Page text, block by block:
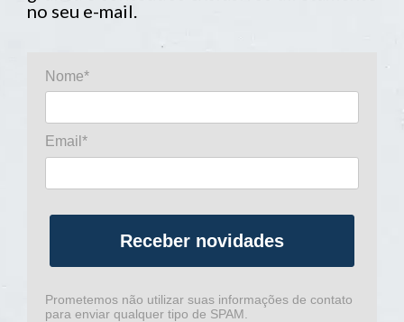
no seu e-mail.
Nome*
Email*
Receber novidades
Prometemos não utilizar suas informações de contato
para enviar qualquer tipo de SPAM.